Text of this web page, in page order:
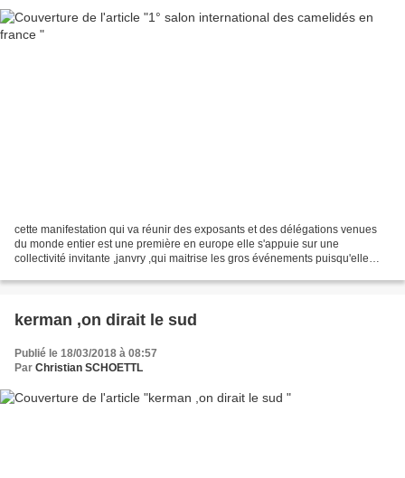
cette manifestation qui va réunir des exposants et des délégations venues
du monde entier est une première en europe elle s'appuie sur une
collectivité invitante ,janvry ,qui maitrise les gros événements puisqu'elle
kerman ,on dirait le sud
Publié le 18/03/2018 à 08:57
Par Christian SCHOETTL